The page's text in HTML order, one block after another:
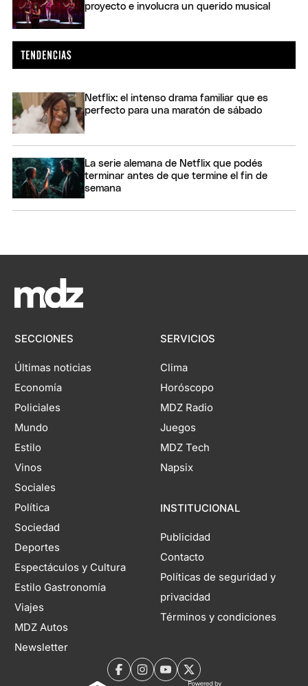
proyecto e involucra un querido musical
Netflix: el intenso drama familiar que es
perfecto para una maratón de sábado
La serie alemana de Netflix que podés
terminar antes de que termine el fin de
semana
SECCIONES
Últimas noticias
Economía
Policiales
Mundo
Estilo
Vinos
Sociales
Política
Sociedad
Deportes
Espectáculos y Cultura
Estilo Gastronomía
Viajes
MDZ Autos
Newsletter
SERVICIOS
Clima
Horóscopo
MDZ Radio
Juegos
MDZ Tech
Napsix
INSTITUCIONAL
Publicidad
Contacto
Políticas de seguridad y
privacidad
Términos y condiciones